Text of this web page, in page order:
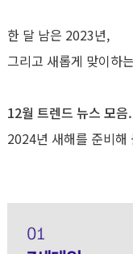
한 달 남은 2023년,
그리고 새롭게 맞이하
12월 트렌드 뉴스 모
2024년 새해를 준비해